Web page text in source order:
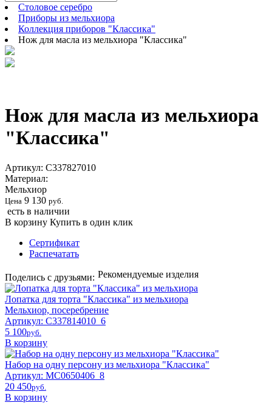
Столовое серебро
Приборы из мельхиора
Коллекция приборов "Классика"
Нож для масла из мельхиора "Классика"
Нож для масла из мельхиора
"Классика"
Артикул: С337827010
Материал:
Мельхиор
Цена 9 130 руб.
есть в наличии
В корзину Купить в один клик
Сертификат
Распечатать
Поделись с друзьями: Рекомендуемые изделия
Лопатка для торта "Классика" из мельхиора
Мельхиор, посеребрение
Артикул: С337814010_6
5 100pyб.
В корзину
Набор на одну персону из мельхиора "Классика"
Артикул: МС0650406_8
20 450pyб.
В корзину